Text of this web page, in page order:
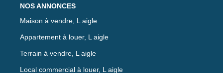
NOS ANNONCES
Maison à vendre, L aigle
Appartement à louer, L aigle
Terrain à vendre, L aigle
Local commercial à louer, L aigle